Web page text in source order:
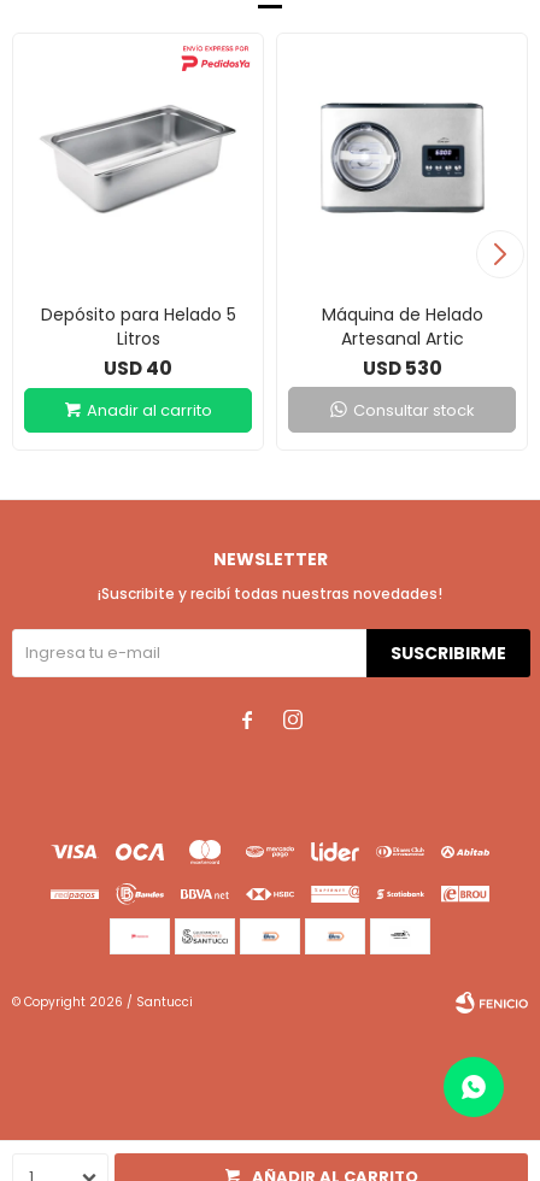
Depósito para Helado 5
Litros
USD40
Máquina de Helado
Artesanal Artic
USD 530
Consultar stock
NEWSLETTER
¡Suscribite y recibí todas nuestras novedades!
SUSCRIBIRME
 
© Copyright 2026 / Santucci